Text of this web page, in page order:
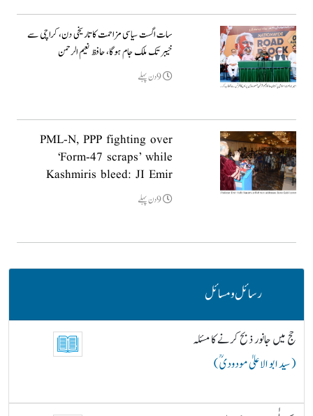
سات اگست سیاسی مزاحمت کا تاریخی دن، کراچی سے
خیبر تک ملک جام ہوگا، حافظ نعیم الرحمن
9دن پہلے
PML-N, PPP fighting over
‘Form-47 scraps’ while
Kashmiris bleed: JI Emir
9دن پہلے
رسائل و مسائل
حج میں جانور ذبح کرنے کا مسئلہ
( سید ابو الاعلیٰ مودودیؒ )